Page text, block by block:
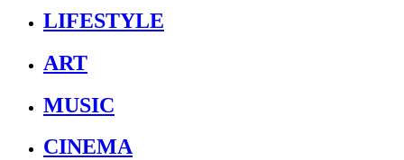
LIFESTYLE
ART
MUSIC
CINEMA